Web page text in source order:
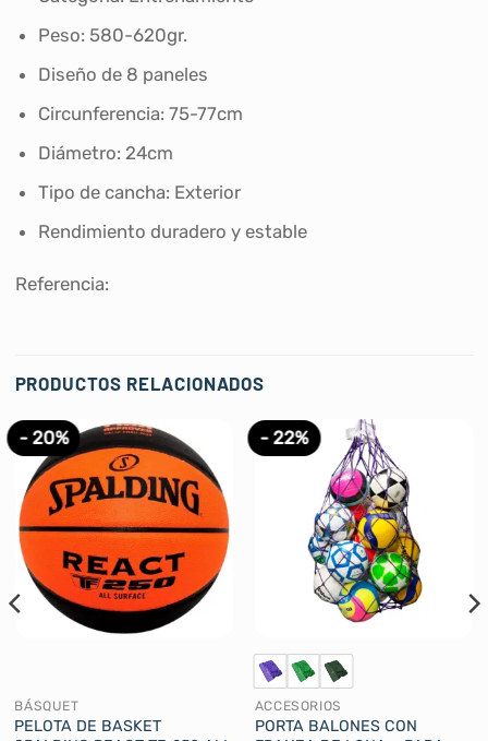
Peso: 580-620gr.
Diseño de 8 paneles
Circunferencia: 75-77cm
Diámetro: 24cm
Tipo de cancha: Exterior
Rendimiento duradero y estable
Referencia:
PRODUCTOS RELACIONADOS
- 20%
BÁSQUET
PELOTA DE BASKET
- 22%
ACCESORIOS
PORTA BALONES CON